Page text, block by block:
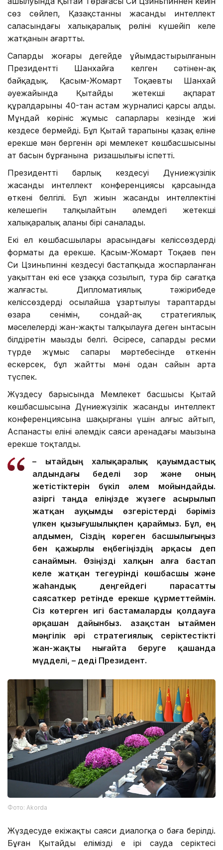
сөз сөйлеп, Қазақстанның жасанды интеллект
саласындағы халықаралық рөлінің күшейіп келе
жатқанын аңғартты.
Сапардың жоғары деңгейде ұйымдастырылғанын
Президенттің Шанхайға келген сәтінен-ақ
байқадық. Қасым-Жомарт Тоқаевты Шанхай
әуежайында Қытайдың жетекші ақпарат
құралдарының 40-тан астам журналисі қарсы алды.
Мұндай көрініс жұмыс сапарлары кезінде жиі
кездесе бермейді. Бұл Қытай тарапының қазақ еліне
ерекше мән бергенін әрі мемлекет көшбасшысының
ат басын бұрғанына ризашылығы іспетті.
Президенттің барлық кездесуі Дүниежүзілік
жасанды интеллект конференциясы қарсаңында
өткені белгілі. Бұл жиын жасанды интеллектінің
келешегін талқылайтын әлемдегі жетекші
халықаралық алаңның бірі саналады.
Екі ел көшбасшылары арасындағы келіссөздердің
форматы да ерекше. Қасым-Жомарт Тоқаев пен
Си Цзиньпиннің кездесуі бастапқыда жоспарланған
уақыттан екі есе ұзаққа созылып, тура бір сағатқа
жалғасты. Дипломатиялық тәжірибеде
келіссөздердің осылайша ұзартылуы тараптардың
өзара сенімін, сондай-ақ стратегиялық
мәселелерді жан-жақты талқылауға деген ынтасын
білдіретін маңызды белгі. Әсіресе, сапардың ресми
түрде жұмыс сапары мәртебесінде өткенін
ескерсек, бұл жайттың мәні одан сайын арта
түспек.
Жүздесу барысында Мемлекет басшысы Қытай
көшбасшысына Дүниежүзілік жасанды интеллект
конференциясына шақырғаны үшін алғыс айтып,
Аспанасты елінің әлемдік саяси аренадағы маңызына
ерекше тоқталды.
– Қытайдың халықаралық қауымдастық
алдындағы беделі зор және оның
жетістіктерін бүкіл әлем мойындайды.
Қазіргі таңда еліңізде жүзеге асырылып
жатқан ауқымды өзгерістерді бәріміз
үлкен қызығушылықпен қараймыз. Бұл, ең
алдымен, Сіздің көреген басшылығыңыз
бен қажырлы еңбегіңіздің арқасы деп
санаймын. Өзіңізді халқын алға бастап
келе жатқан тегеурінді көшбасшы және
жаһандық деңгейдегі парасатты
саясаткер ретінде ерекше құрметтеймін.
Сіз көтерген игі бастамаларды қолдауға
әрқашан дайынбыз. Қазақстан Қытаймен
мәңгілік әрі стратегиялық серіктестікті
жан-жақты нығайта беруге қашанда
мүдделі, – деді Президент.
Фото: Аkorda
Жүздесуде екіжақты саяси диалогқа оң баға берілді.
Бұған Қытайдың еліміздің ең ірі сауда серіктесі